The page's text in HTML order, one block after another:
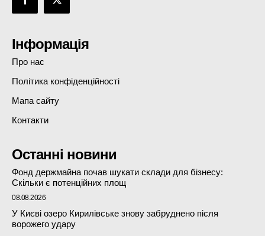
Інформація
Про нас
Політика конфіденційності
Мапа сайту
Контакти
Останні новини
Фонд держмайна почав шукати склади для бізнесу:
Скільки є потенційних площ
08.08.2026
У Києві озеро Кирилівське знову забруднено після
ворожего удару